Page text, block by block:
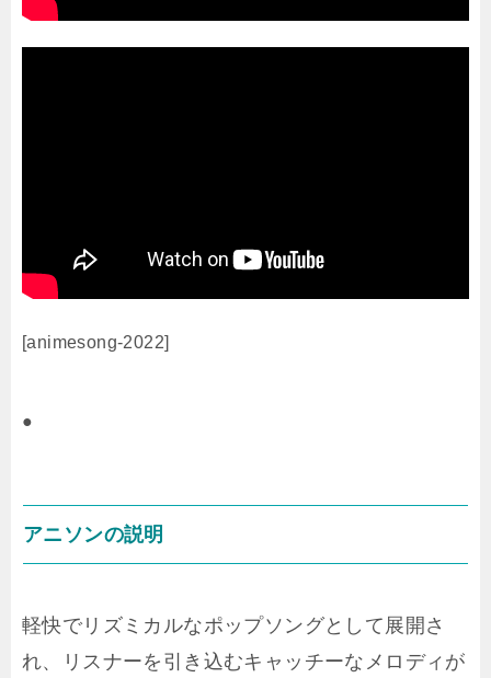
[animesong-2022]
●
アニソンの説明
軽快でリズミカルなポップソングとして展開さ
れ、リスナーを引き込むキャッチーなメロディが